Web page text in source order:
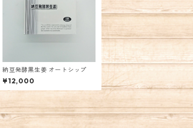
納豆発酵黒生姜 オートシップ
¥12,000